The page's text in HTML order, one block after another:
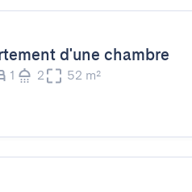
d'une chambre
1 2 52 m²